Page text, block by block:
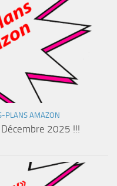
PLANS AMAZON
2025 !!!